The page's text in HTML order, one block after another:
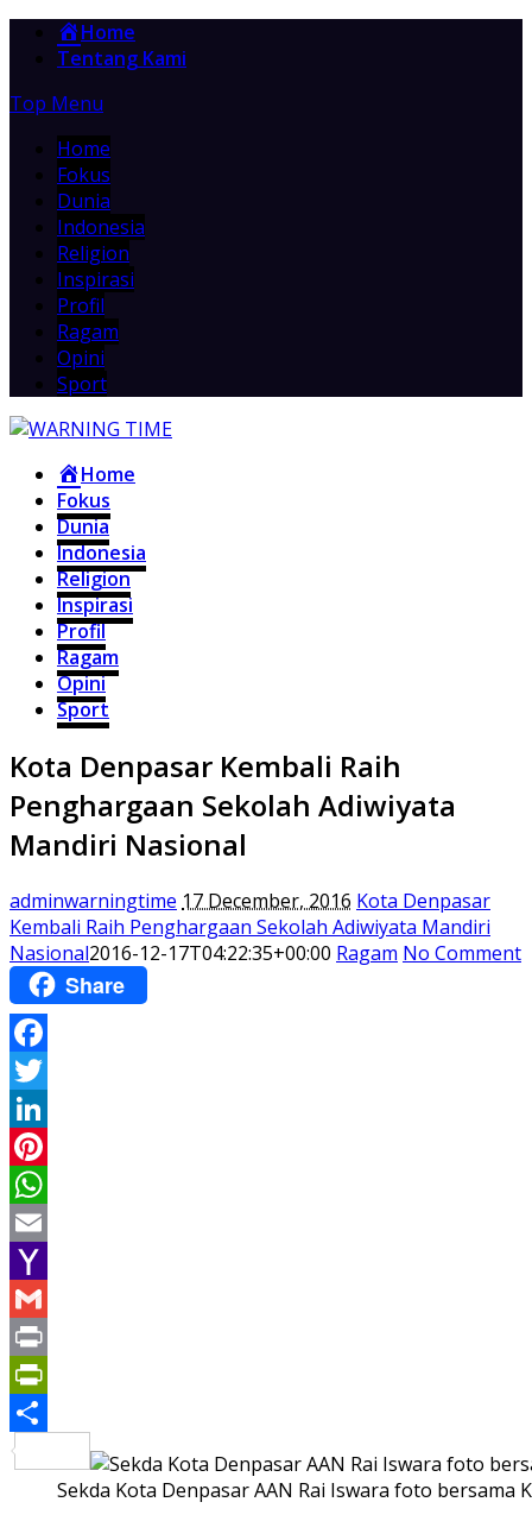
Home
Tentang Kami
Top Menu
Home
Fokus
Dunia
Indonesia
Religion
Inspirasi
Profil
Ragam
Opini
Sport
Home
Fokus
Dunia
Indonesia
Religion
Inspirasi
Profil
Ragam
Opini
Sport
Kota Denpasar Kembali Raih
Penghargaan Sekolah Adiwiyata
Mandiri Nasional
adminwarningtime 17 December, 2016 Kota Denpasar
Kembali Raih Penghargaan Sekolah Adiwiyata Mandiri
Nasional2016-12-17T04:22:35+00:00 Ragam No Comment
Share
Facebook
Twitter
LinkedIn
Pinterest
WhatsApp
Email
Yahoo
Mail
Gmail
Print
PrintFriendly
Share
Sekda Kota Denpasar AAN Rai Iswara foto bersama